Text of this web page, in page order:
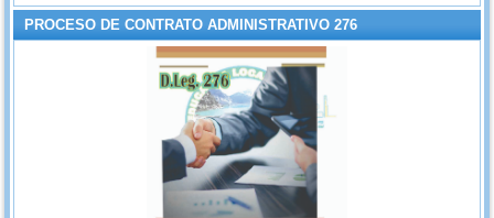
PROCESO DE CONTRATO ADMINISTRATIVO 276